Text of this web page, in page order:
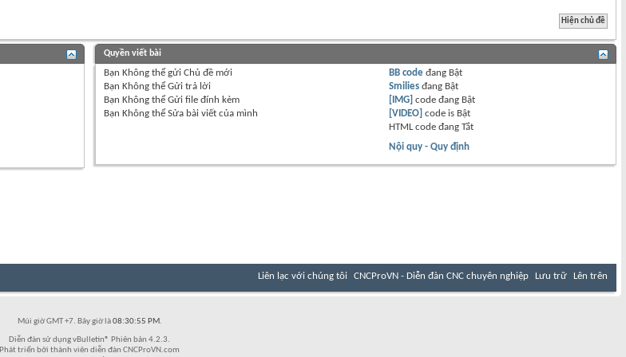
Quyền viết bài
Bạn Không thểgửi Chủ đề mới
Bạn Không thểGửi trả lời
Bạn Không thểGửi file đính kèm
Bạn Không thểSửa bài viết của mình
BB code đang Bật
Smilies đang Bật
[IMG] code đang Bật
[VIDEO] code is Bật
HTML code đangTắt
Nội quy - Quy định
Liên lạc với chúng tôi CNCProVN - Diễn đàn CNC chuyên nghiệp Lưu trữ Lên trên
Múi giờ GMT +7. Bây giờ là08:30:55 PM.
Diễn đàn sử dụng vBulletin® Phiên bản 4.2.3.
Phát triển bởi thành viên diễn đàn CNCProVN.com